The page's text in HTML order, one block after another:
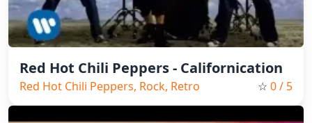
Red Hot Chili Peppers - Californication
Red Hot Chili Peppers, Rock, Retro ☆ 0/ 5